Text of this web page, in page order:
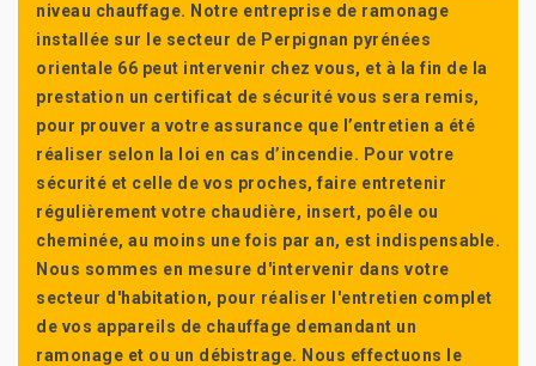
niveau chauffage. Notre entreprise de ramonage
installée sur le secteur de Perpignan pyrénées
orientale 66 peut intervenir chez vous, et à la fin de la
prestation un certificat de sécurité vous sera remis,
pour prouver a votre assurance que l’entretien a été
réaliser selon la loi en cas d’incendie. Pour votre
sécurité et celle de vos proches, faire entretenir
régulièrement votre chaudière, insert, poêle ou
cheminée, au moins une fois par an, est indispensable.
Nous sommes en mesure d'intervenir dans votre
secteur d'habitation, pour réaliser l'entretien complet
de vos appareils de chauffage demandant un
ramonage et ou un débistrage. Nous effectuons le